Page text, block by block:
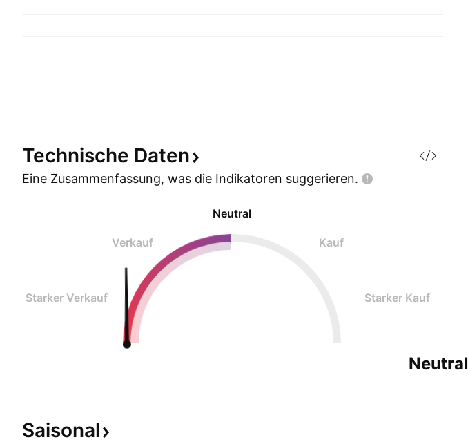
Technische Daten
Eine Zusammenfassung, was die Indikatoren suggerieren.
Neutral
Verkauf Kauf
Starker Verkauf Starker Kauf
Neutral
Saisonal